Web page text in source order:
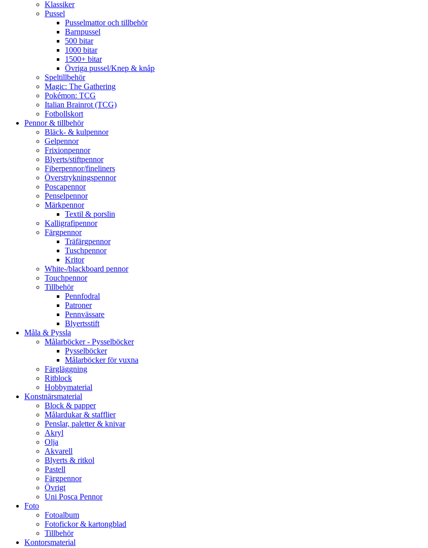
Klassiker
Pussel
Pusselmattor och tillbehör
Barnpussel
500 bitar
1000 bitar
1500+ bitar
Övriga pussel/Knep & knåp
Speltillbehör
Magic: The Gathering
Pokémon: TCG
Italian Brainrot (TCG)
Fotbollskort
Pennor & tillbehör
Bläck- & kulpennor
Gelpennor
Frixionpennor
Blyerts/stiftpennor
Fiberpennor/fineliners
Överstrykningspennor
Poscapennor
Penselpennor
Märkpennor
Textil & porslin
Kalligrafipennor
Färgpennor
Träfärgpennor
Tuschpennor
Kritor
White-/blackboard pennor
Touchpennor
Tillbehör
Pennfodral
Patroner
Pennvässare
Blyertsstift
Måla & Pyssla
Målarböcker - Pysselböcker
Pysselböcker
Målarböcker för vuxna
Färgläggning
Ritblock
Hobbymaterial
Konstnärsmaterial
Block & papper
Målardukar & stafflier
Penslar, paletter & knivar
Akryl
Olja
Akvarell
Blyerts & ritkol
Pastell
Färgpennor
Övrigt
Uni Posca Pennor
Foto
Fotoalbum
Fotofickor & kartongblad
Tillbehör
Kontorsmaterial